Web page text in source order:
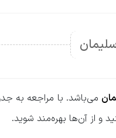
می‌باشد. با مراجعه به
و از آن‌ها بهره‌مند شوید.